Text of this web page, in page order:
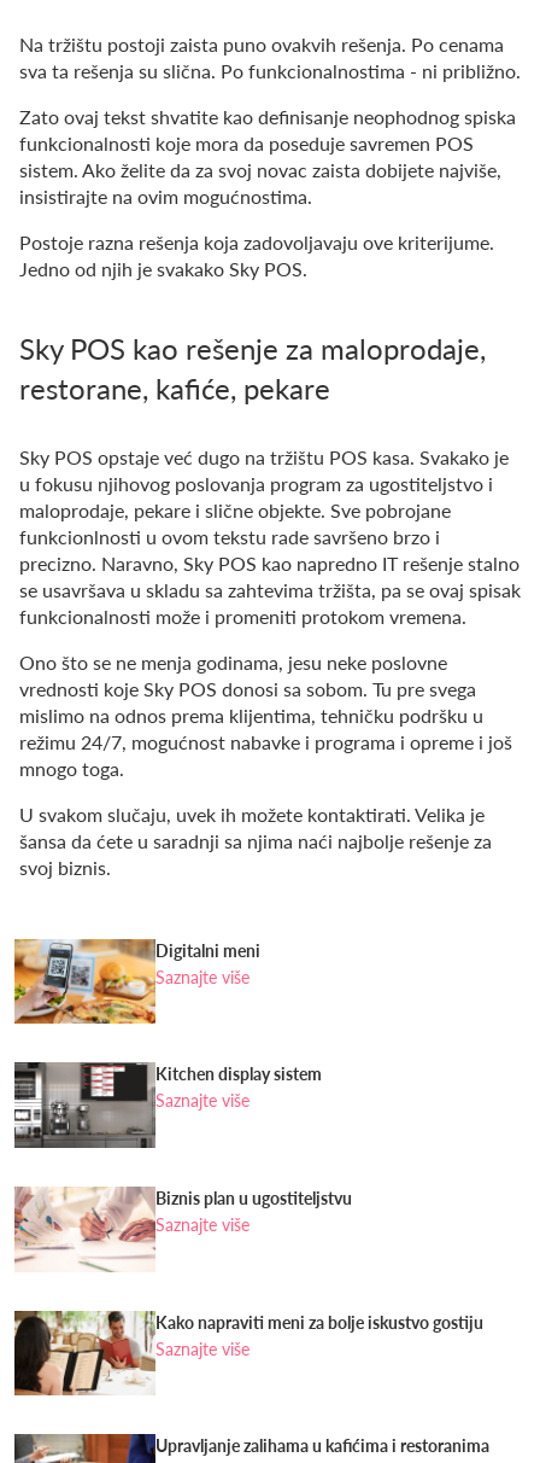
Na tržištu postoji zaista puno ovakvih rešenja. Po cenama
sva ta rešenja su slična. Po funkcionalnostima - ni približno.
Zato ovaj tekst shvatite kao definisanje neophodnog spiska
funkcionalnosti koje mora da poseduje savremen POS
sistem. Ako želite da za svoj novac zaista dobijete najviše,
insistirajte na ovim mogućnostima.
Postoje razna rešenja koja zadovoljavaju ove kriterijume.
Jedno od njih je svakako Sky POS.
Sky POS kao rešenje za maloprodaje,
restorane, kafiće, pekare
Sky POS opstaje već dugo na tržištu POS kasa. Svakako je
u fokusu njihovog poslovanja program za ugostiteljstvo i
maloprodaje, pekare i slične objekte. Sve pobrojane
funkcionlnosti u ovom tekstu rade savršeno brzo i
precizno. Naravno, Sky POS kao napredno IT rešenje stalno
se usavršava u skladu sa zahtevima tržišta, pa se ovaj spisak
funkcionalnosti može i promeniti protokom vremena.
Ono što se ne menja godinama, jesu neke poslovne
vrednosti koje Sky POS donosi sa sobom. Tu pre svega
mislimo na odnos prema klijentima, tehničku podršku u
režimu 24/7, mogućnost nabavke i programa i opreme i još
mnogo toga.
U svakom slučaju, uvek ih možete kontaktirati. Velika je
šansa da ćete u saradnji sa njima naći najbolje rešenje za
svoj biznis.
Digitalni meni
Saznajte više
Kitchen display sistem
Saznajte više
Biznis plan u ugostiteljstvu
Saznajte više
Kako napraviti meni za bolje iskustvo gostiju
Saznajte više
Upravljanje zalihama u kafićima i restoranima